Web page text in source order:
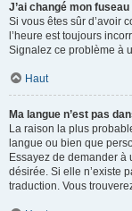
J’ai changé mon
Si vous êtes sûr d’avoir
l’heure est toujours
Signalez ce problème à
Haut
Ma langue n’est pas
La raison la plus
langue ou bien que
Essayez de demander à
désirée. Si elle n’existe
traduction. Vous